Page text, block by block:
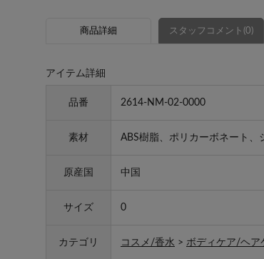
商品詳細 スタッフコメント(0)
アイテム詳細
品番 2614-NM-02-0000
素材 ABS樹脂、ポリカーボネート、
原産国 中国
サイズ 0
カテゴリ コスメ/香水 > ボディケア/ヘア